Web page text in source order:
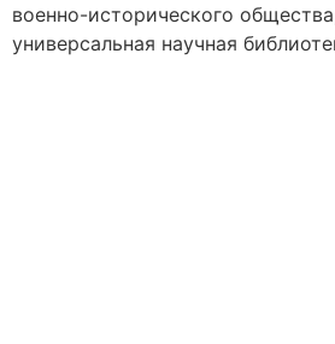
военно-исторического
универсальная научная